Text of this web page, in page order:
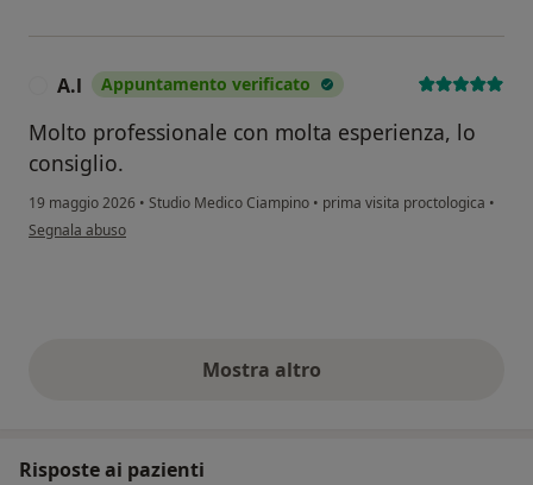
A.l Appuntamento verificato
Molto professionale con molta esperienza, lo
consiglio.
19 maggio 2026 • Studio Medico Ciampino • prima visita proctologica •
secondo l'opinione dell'utente A.l
Segnala abuso
Mostra altroopinioni di cui sopra
Risposte ai pazienti